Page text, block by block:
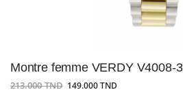
Montre femme VERDY V4008-3
213.000 TND 149.000 TND